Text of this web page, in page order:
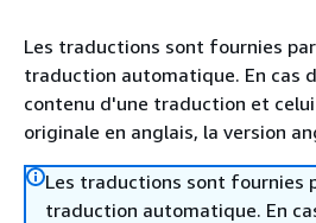
Les traductions sont fournies
traduction automatique. En cas
contenu d'une traduction et
originale en anglais, la version
Les traductions sont fournies
traduction automatique. En